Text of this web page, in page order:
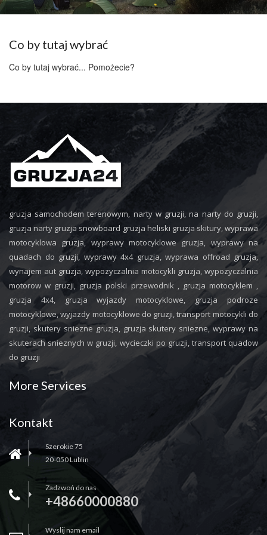
Co by tutaj wybrać
Co by tutaj wybrać... Pomożecie?
gruzja samochodem terenowym, narty w gruzji, na narty do gruzji,
gruzja narty gruzja snowboard gruzja heliski gruzja skitury, wyprawa
motocyklowa gruzja, wyprawy motocyklowe gruzja, wyprawy na
quadach do gruzji, wyprawy 4x4 gruzja, wyprawa offroad gruzja,
wynajem aut gruzja, wypozyczalnia motocykli gruzja, wypozyczalnia
motorow w gruzji, gruzja polski przewodnik , gruzja motocyklem ,
gruzja 4x4, gruzja wyjazdy motocyklowe, gruzja podroze
motocyklowe, wyjazdy motocyklowe do gruzji, transport motocykli do
gruzji, skutery sniezne gruzja, gruzja skutery sniezne, wyprawy na
skuterach snieznych w gruzji, wycieczki po gruzji, transport quadow
do gruzji
More Services
Kontakt
Szerokie 75
20-050 Lublin
Zadzwoń do nas
+48660000880
Wyslij nam email